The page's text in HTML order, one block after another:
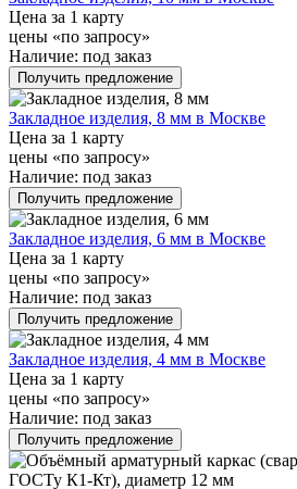
Цена за 1 карту
цены «по запросу»
Наличие: под заказ
Получить предложение
Закладное изделия, 8 мм в Москве
Цена за 1 карту
цены «по запросу»
Наличие: под заказ
Получить предложение
Закладное изделия, 6 мм в Москве
Цена за 1 карту
цены «по запросу»
Наличие: под заказ
Получить предложение
Закладное изделия, 4 мм в Москве
Цена за 1 карту
цены «по запросу»
Наличие: под заказ
Получить предложение